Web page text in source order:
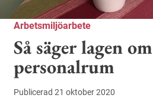
Arbetsmiljöarbete
Så säger lagen om
personalrum
Publicerad 21 oktober 2020